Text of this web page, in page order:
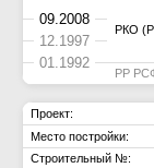
09.2008
РКО
12.1997
01.1992
РР
Проект:
Место постройки:
Строительный №: